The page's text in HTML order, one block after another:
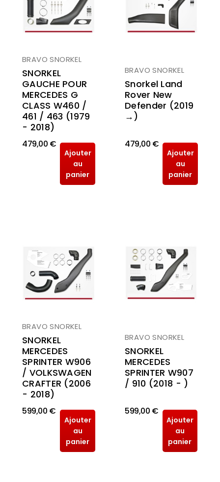
BRAVO SNORKEL
SNORKEL
GAUCHE POUR
MERCEDES G
CLASS W460 /
461 / 463 (1979
- 2018)
479,00 €
Ajouter
au
panier
BRAVO SNORKEL
Snorkel Land
Rover New
Defender (2019
→)
479,00 €
Ajouter
au
panier
BRAVO SNORKEL
SNORKEL
MERCEDES
SPRINTER W906
/ VOLKSWAGEN
CRAFTER (2006
- 2018)
599,00 €
Ajouter
au
panier
BRAVO SNORKEL
SNORKEL
MERCEDES
SPRINTER W907
/ 910 (2018 - )
599,00 €
Ajouter
au
panier